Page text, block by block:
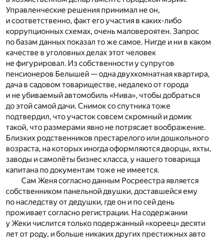
Управленческие решения принимал не он,
и соответственно, факт его участия в каких-либо
коррупционных схемах, очень маловероятен. Запрос
по базам данных показал то же самое. Нигде и ни в каком
качестве в уголовных делах этот человек
не фигурировал. Из собственности у супругов
пенсионеров Белышей — одна двухкомнатная квартира,
дача в садовом товариществе, недалеко от города
и не убиваемый автомобиль «Нива», чтобы добраться
до этой самой дачи. Снимок со спутника тоже
подтвердил, что участок совсем скромный и домик
такой, что размерами явно не потрясает воображение.
Близких родственников престарелого или дошкольного
возраста, на которых иногда оформляются дворцы, яхты,
заводы и самолёты бизнес класса, у нашего товарища
капитана по документам тоже не имеется.
Сам Женя согласно данным Росреестра является
собственником панельной двушки, доставшейся ему
по наследству от дедушки, где он и по сей день
проживает согласно регистрации. На содержании
у Жеки числится только подержанный «кореец» десяти
лет от роду, и больше никаких других престижных авто